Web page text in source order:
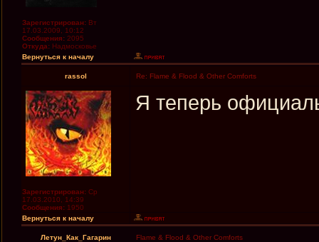
Зарегистрирован: Вт
17.03.2009, 10:12
Сообщения: 2095
Откуда: Надмосковье
Вернуться к началу
rassol Re: Flame & Flood & Other Comforts
Зарегистрирован: Ср
17.03.2010, 14:39
Сообщения: 1950
Я теперь
Вернуться к началу
Летун_Как_Гагарин Flame & Flood & Other Comforts